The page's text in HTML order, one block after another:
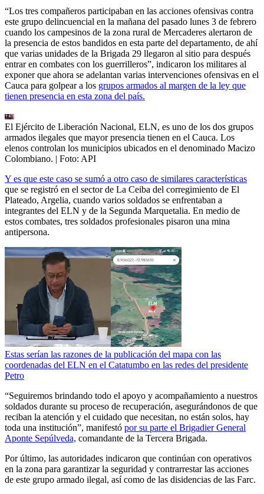
“Los tres compañeros participaban en las acciones ofensivas contra
este grupo delincuencial en la mañana del pasado lunes 3 de febrero
cuando los campesinos de la zona rural de Mercaderes alertaron de
la presencia de estos bandidos en esta parte del departamento, de ahí
que varias unidades de la Brigada 29 llegaron al sitio para después
entrar en combates con los guerrilleros”, indicaron los militares al
exponer que ahora se adelantan varias intervenciones ofensivas en el
Cauca para golpear a los grupos armados al margen de la ley que
tienen presencia en esta zona del país.
El Ejército de Liberación Nacional, ELN, es uno de los dos grupos
armados ilegales que mayor presencia tienen en el Cauca. Los
elenos controlan los municipios ubicados en el denominado Macizo
Colombiano. | Foto: API
Y es que este caso se sumó a otro caso de similares características
que se registró en el sector de La Ceiba del corregimiento de El
Plateado, Argelia, cuando varios soldados se enfrentaban a
integrantes del ELN y de la Segunda Marquetalia. En medio de
estos combates, tres soldados profesionales pisaron una mina
antipersona.
Estas serían las razones de la publicación del mapa con las
coordenadas del ELN en el Catatumbo en las redes del presidente
Petro
“Seguiremos brindando todo el apoyo y acompañamiento a nuestros
soldados durante su proceso de recuperación, asegurándonos de que
reciban la atención y el cuidado que necesitan, no están solos, hay
toda una institución”, manifestó por su parte el Brigadier General
Aponte Sepúlveda, comandante de la Tercera Brigada.
Por último, las autoridades indicaron que continúan con operativos
en la zona para garantizar la seguridad y contrarrestar las acciones
de este grupo armado ilegal, así como de las disidencias de las Farc.